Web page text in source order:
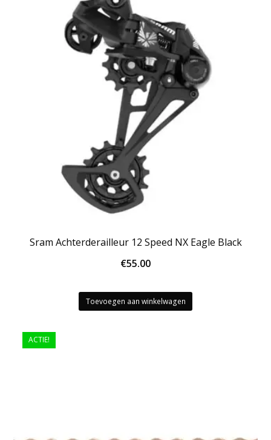
Sram Achterderailleur 12 Speed NX Eagle Black
€55.00
Toevoegen aan winkelwagen
ACTIE!